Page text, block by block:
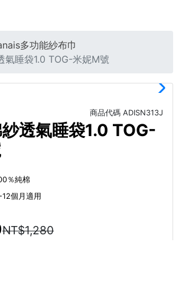
多功能紗布巾
氣睡袋1.0 TOG-米妮M號
商品代碼 ADISN313J
透氣睡袋1.0 TOG-
％純棉
個月適用
NT$1,280